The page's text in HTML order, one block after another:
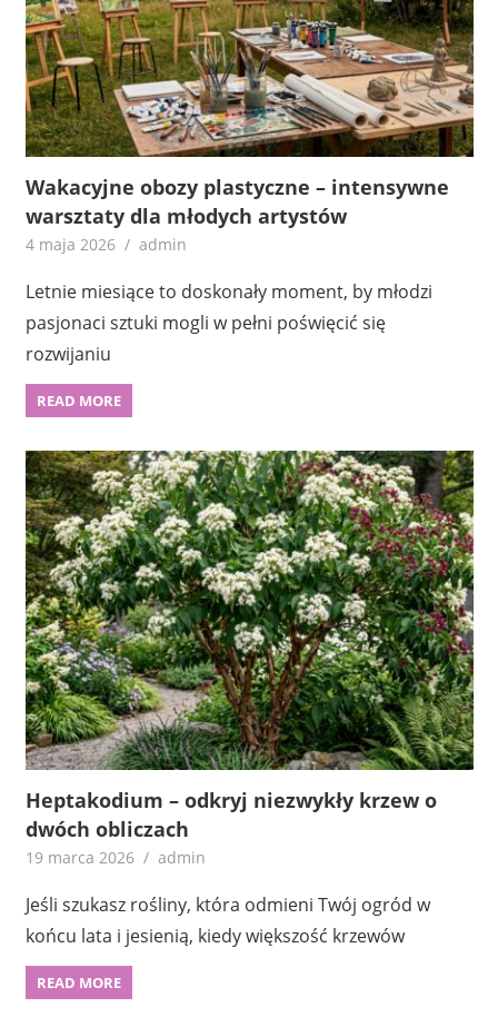
Wakacyjne obozy plastyczne – intensywne
warsztaty dla młodych artystów
4 maja 2026 admin
Letnie miesiące to doskonały moment, by młodzi
pasjonaci sztuki mogli w pełni poświęcić się
rozwijaniu
READ MORE
Heptakodium – odkryj niezwykły krzew o
dwóch obliczach
19 marca 2026 admin
Jeśli szukasz rośliny, która odmieni Twój ogród w
końcu lata i jesienią, kiedy większość krzewów
READ MORE